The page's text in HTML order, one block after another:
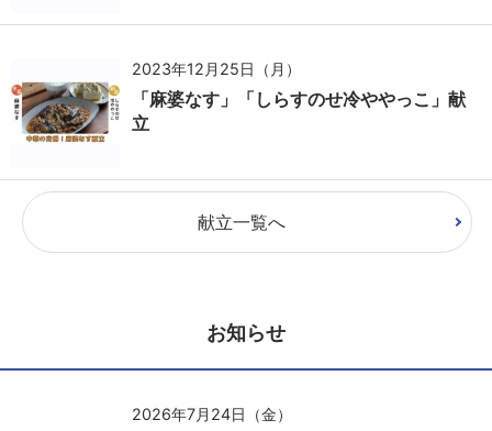
2023年12月25日（月）
「麻婆なす」「しらすのせ冷ややっこ」献
立
献立一覧へ
お知らせ
2026年7月24日（金）